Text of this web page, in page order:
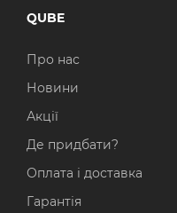
QUBE
Про нас
Новини
Акції
Де придбати?
Оплата і доставка
Гарантія